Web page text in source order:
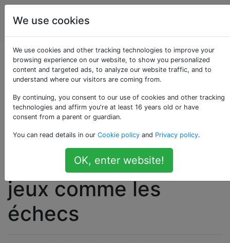
Intelligence
artificielle
Quelques doutes
concernant
l'application de
l'apprentissage par
renforcement à des
jeux comme les
échecs
We use cookies
We use cookies and other tracking technologies to improve your
browsing experience on our website, to show you personalized
content and targeted ads, to analyze our website traffic, and to
understand where our visitors are coming from.
By continuing, you consent to our use of cookies and other tracking
technologies and affirm you're at least 16 years old or have
consent from a parent or guardian.
You can read details in our Cookie policy and Privacy policy.
OK, enter website!